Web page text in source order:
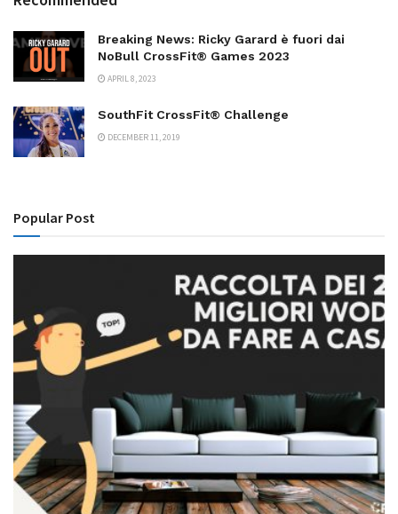
Breaking News: Ricky Garard è fuori dai
NoBull CrossFit® Games 2023
APRIL 8, 2023
SouthFit CrossFit® Challenge
DECEMBER 11, 2019
Popular Post